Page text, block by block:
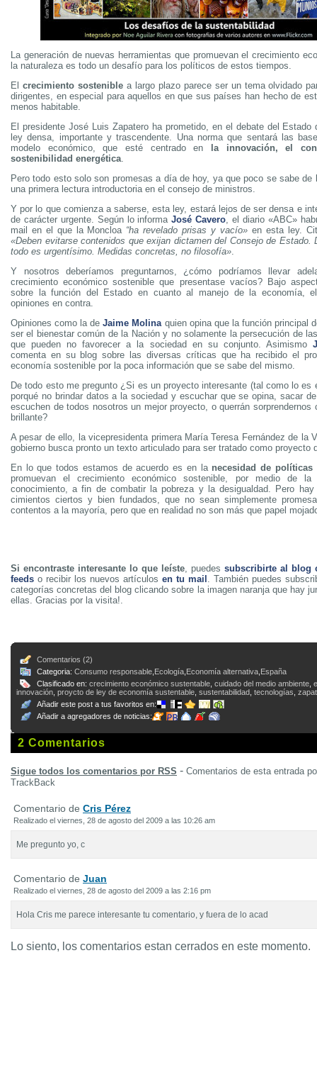
La generación de nuevas herramientas que promuevan el crecimiento
la naturaleza es todo un desafío para los políticos de estos tiempos.
El crecimiento sosteniblea largo plazo parece ser un tema olvidado
dirigentes, en especial para aquellos en que sus países han hecho de
menos habitable.
El presidente José Luis Zapatero ha prometido, en el debate del Estado
ley densa, importante y trascendente. Una norma que sentará las
modelo económico, que esté centrado en
la innovación, el
sostenibilidad energética.
Pero todo esto solo son promesas a día de hoy, ya que poco se sabe de
una primera lectura introductoria en el consejo de ministros.
Y por lo que comienza a saberse, esta ley, estará lejos de ser densa e
de carácter urgente. Según lo informaJosé Cavero, el diario «ABC»
mail en el que la Moncloa “ha revelado prisas y vacío» en esta ley.
«Deben evitarse contenidos que exijan dictamen del Consejo de Estado.
todo es urgentísimo. Medidas concretas, no filosofía».
Y nosotros deberíamos preguntarnos, ¿cómo podríamos llevar
crecimiento económico sostenible que presentase vacíos? Bajo
sobre la función del Estado en cuanto al manejo de la economía,
opiniones en contra.
Opiniones como la deJaime Molinaquien opina que la función principal
ser el bienestar común de la Nación y no solamente la persecución de
que pueden no favorecer a la sociedad en su conjunto. Asimismo
comenta en su blog sobre las diversas críticas que ha recibido el
economía sostenible por la poca información que se sabe del mismo.
De todo esto me pregunto ¿Si es un proyecto interesante (tal como lo es
porqué no brindar datos a la sociedad y escuchar que se opina, sacar
escuchen de todos nosotros un mejor proyecto, o querrán sorprendernos
brillante?
A pesar de ello, la vicepresidenta primera María Teresa Fernández de la
gobierno busca pronto un texto articulado para ser tratado como proyecto
En lo que todos estamos de acuerdo es en la necesidad de políticas
promuevan el crecimiento económico sostenible, por medio de
conocimiento, a fin de combatir la pobreza y la desigualdad. Pero hay
cimientos ciertos y bien fundados, que no sean simplemente
contentos a la mayoría, pero que en realidad no son más que papel
Si encontraste interesante lo que leíste, puedessubscribirte al blog
feeds o recibir los nuevos artículosen tu mail . También puedes
categorías concretas del blog clicando sobre la imagen naranja que hay
ellas. Gracias por la visita!.
Comentarios (2)
Categoria: Consumo responsable Ecología Economía alternativa España
Clasificado en: crecimiento económico sustentable cuidado del medio ambiente
innovación proycto de ley de economía sustentable sustentabilidad tecnologías
Añadir este post a tus favoritos en:
Añadir a agregadores de noticias:
2 Comentarios
Sigue todos los comentarios por RSS - Comentarios de esta entrada
TrackBack
Comentario de Cris Pérez
Realizado el viernes, 28 de agosto del 2009 a las 10:26 am
Me pregunto yo, c
Comentario de Juan
Realizado el viernes, 28 de agosto del 2009 a las 2:16 pm
Hola Cris me parece interesante tu comentario, y fuera de lo acad
Lo siento, los comentarios estan cerrados en este momento.